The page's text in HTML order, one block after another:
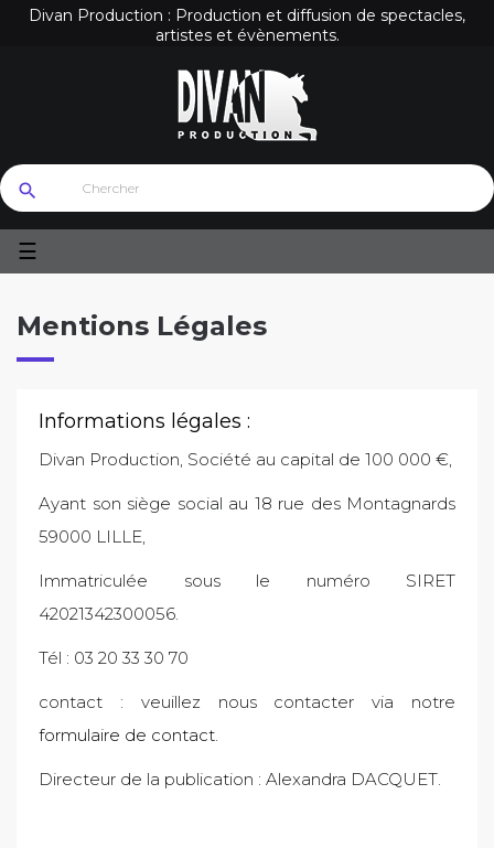
Divan Production : Production et diffusion de spectacles,
artistes et évènements.
search
Basculer
la
☰
Mentions Légales
Informations légales :
Divan Production, Société au capital de 100 000 €,
Ayant son siège social au 18 rue des Montagnards
59000 LILLE,
Immatriculée sous le numéro SIRET
42021342300056.
Tél : 03 20 33 30 70
contact : veuillez nous contacter via notre
formulaire de contact.
Directeur de la publication : Alexandra DACQUET.